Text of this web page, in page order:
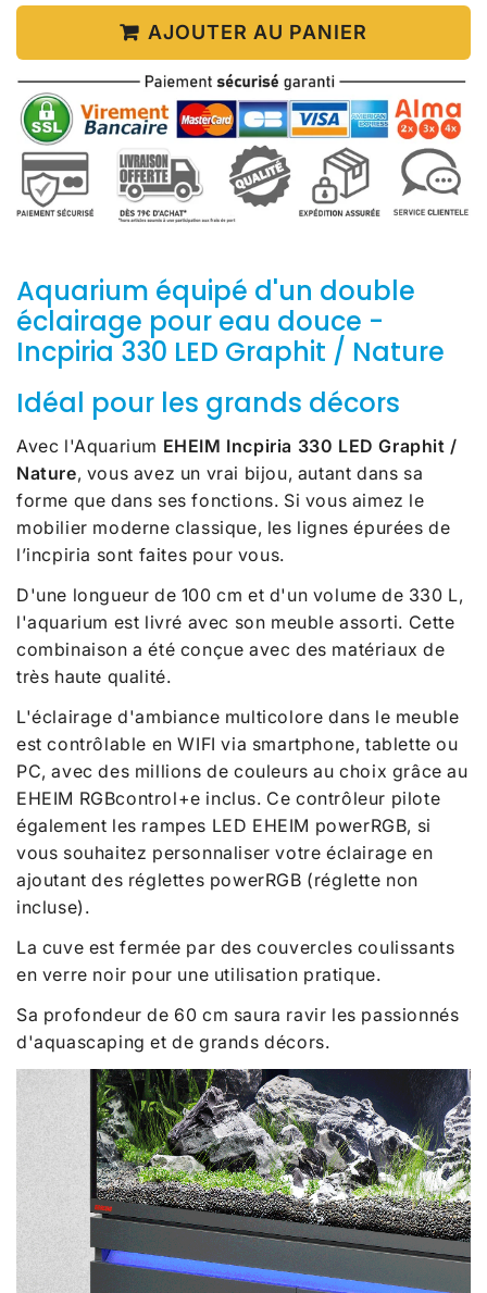
AJOUTER AU PANIER
Aquarium équipé d'un double
éclairage pour eau douce -
Incpiria 330 LED Graphit / Nature
Idéal pour les grands décors
Avec l'Aquarium EHEIM Incpiria 330 LED Graphit /
Nature, vous avez un vrai bijou, autant dans sa
forme que dans ses fonctions. Si vous aimez le
mobilier moderne classique, les lignes épurées de
l’incpiria sont faites pour vous.
D'une longueur de 100 cm et d'un volume de 330 L,
l'aquarium est livré avec son meuble assorti. Cette
combinaison a été conçue avec des matériaux de
très haute qualité.
L'éclairage d'ambiance multicolore dans le meuble
est contrôlable en WIFI via smartphone, tablette ou
PC, avec des millions de couleurs au choix grâce au
EHEIM RGBcontrol+e inclus. Ce contrôleur pilote
également les rampes LED EHEIM powerRGB, si
vous souhaitez personnaliser votre éclairage en
ajoutant des réglettes powerRGB (réglette non
incluse).
La cuve est fermée par des couvercles coulissants
en verre noir pour une utilisation pratique.
Sa profondeur de 60 cm saura ravir les passionnés
d'aquascaping et de grands décors.